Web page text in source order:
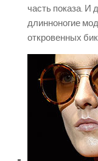
часть показа. И
длинноногие
откровенных